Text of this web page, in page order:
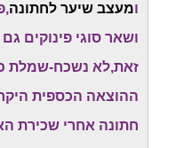
ומעצב שיער לחתונה
ושאר סוגי פינוקים
זאת,לא נשכח-שמלת
ההוצאה הכספית
חתונה אחרי שכירת